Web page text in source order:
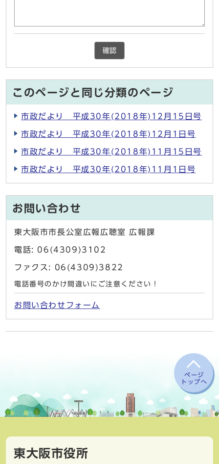
確認
このページと同じ分類のページ
市政だより 平成30年(2018年)12月15日号
市政だより 平成30年(2018年)12月1日号
市政だより 平成30年(2018年)11月15日号
市政だより 平成30年(2018年)11月1日号
お問い合わせ
東大阪市市長公室広報広聴室 広報課
電話: 06(4309)3102
ファクス: 06(4309)3822
電話番号のかけ間違いにご注意ください！
お問い合わせフォーム
ページ
トップへ
東大阪市役所